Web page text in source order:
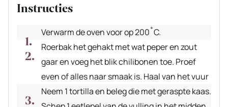
Instructies
Verwarm de oven voor op 200˚C.
Roerbak het gehakt met wat peper en zout
gaar en voeg het blik chilibonen toe. Proef
even of alles naar smaak is. Haal van het vuur
Neem 1 tortilla en beleg die met geraspte kaas.